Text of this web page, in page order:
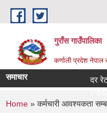
Skip to main content
गुराँस गाउँपालिका
कर्णाली प्रदेश नेपाल
समाचार दर रेट
You are here
Home » कर्मचारी आवश्यकता